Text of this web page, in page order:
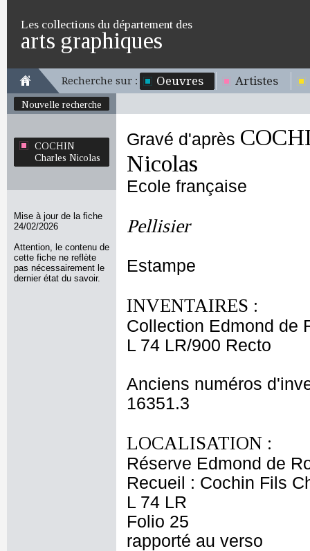
Les collections du département des
arts graphiques
Recherche sur : Oeuvres Artistes
Nouvelle recherche
COCHIN
Charles Nicolas
Mise à jour de la fiche
24/02/2026
Attention, le contenu de
cette fiche ne reflète
pas nécessairement le
dernier état du savoir.
Gravé d'après
Nicolas
Ecole française
Pellisier
Estampe
INVENTAIRES :
Collection Edmond de
L 74 LR/900 Recto
Anciens numéros
16351.3
LOCALISATION :
Réserve Edmond de
Recueil : Cochin Fils
L 74 LR
Folio 25
rapporté au verso